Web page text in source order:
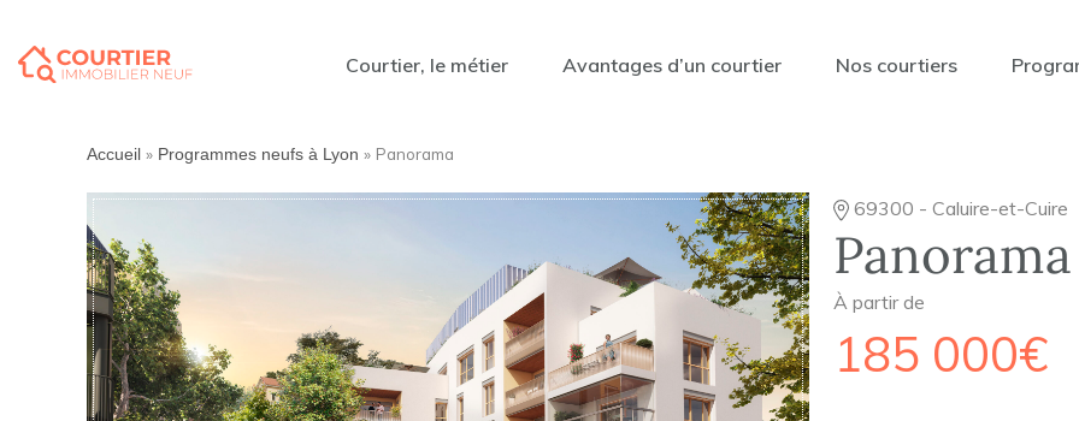
Courtier, le métier Avantages d’un courtier Nos courtiers
Accueil » Programmes neufs à Lyon » Panorama
69300 - Caluire-et-Cuire
Panorama
À partir de
185 000€